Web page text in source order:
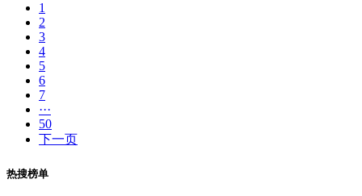
1
2
3
4
5
6
7
···
50
下一页
热搜榜单